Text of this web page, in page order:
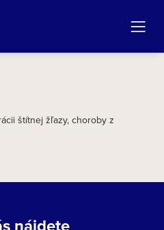
štítnej žľazy, choroby z